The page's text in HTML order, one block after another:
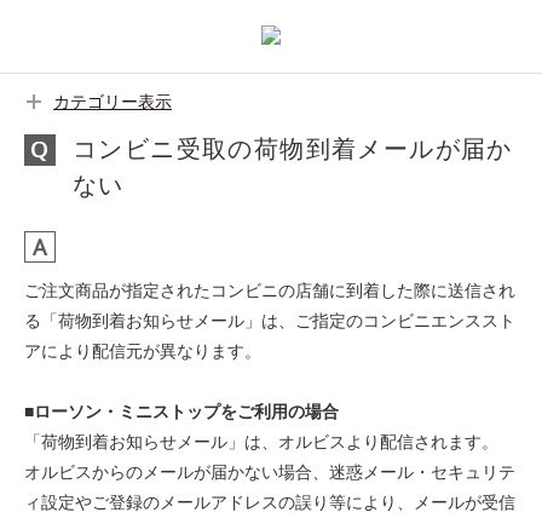
カテゴリー表示
コンビニ受取の荷物到着メールが届か
ない
ご注文商品が指定されたコンビニの店舗に到着した際に送信され
る「荷物到着お知らせメール」は、ご指定のコンビニエンススト
アにより配信元が異なります。
■ローソン・ミニストップをご利用の場合
「荷物到着お知らせメール」は、オルビスより配信されます。
オルビスからのメールが届かない場合、迷惑メール・セキュリテ
ィ設定やご登録のメールアドレスの誤り等により、メールが受信